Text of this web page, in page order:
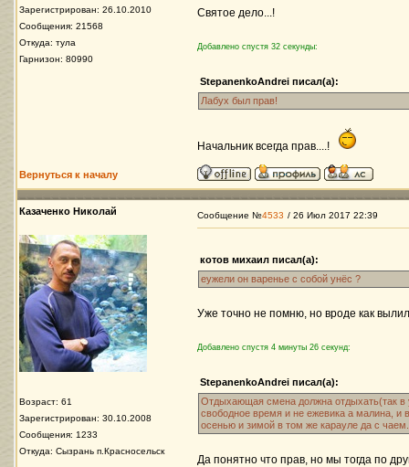
Зарегистрирован: 26.10.2010
Сообщения: 21568
Откуда: тула
Гарнизон: 80990
Святое дело...!
Добавлено спустя 32 секунды:
StepanenkoAndrei писал(а):
Лабух был прав!
Начальник всегда прав....!
Вернуться к началу
Казаченко Николай
Возраст: 61
Зарегистрирован: 30.10.2008
Сообщения: 1233
Откуда: Сызрань п.Красносельск
Сообщение №4533 / 26 Июл 2017 22:39
котов михаил писал(а):
еужели он варенье с собой унёс ?
Уже точно не помню, но вроде как
Добавлено спустя 4 минуты 26 секунд:
StepanenkoAndrei писал(а):
Отдыхающая смена должна отдыхать(так в
свободное время и не ежевика а малина, и
осенью и зимой в том же карауле да с
Да понятно что прав, но мы тогда по